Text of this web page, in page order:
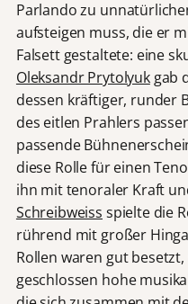
Parlando zu
aufsteigen muss, die er
Falsett gestaltete: eine
Oleksandr Prytolyukgab
dessen kräftiger, runder
des eitlen Prahlers
passende
diese Rolle für einen
ihn mit tenoraler Kraft
Schreibweiss spielte die
rührend mit großer
Rollen waren gut
geschlossen hohe